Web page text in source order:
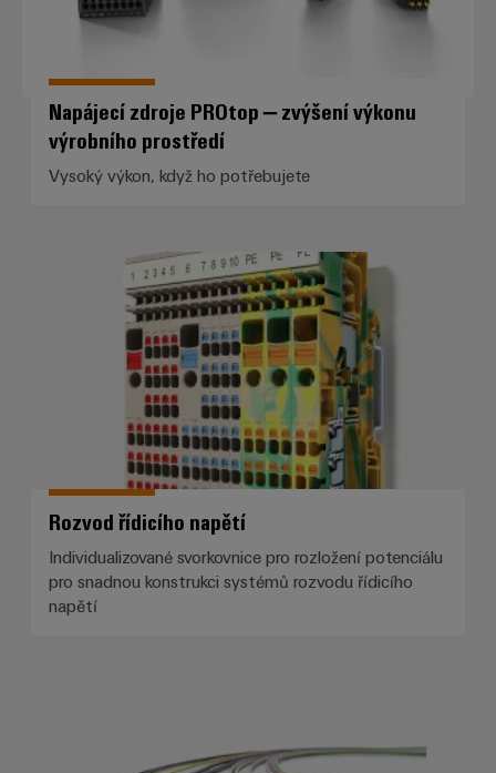
Napájecí zdroje PROtop – zvýšení výkonu
výrobního prostředí
Vysoký výkon, když ho potřebujete
Rozvod řídicího napětí
Rozvod řídicího napětí
Individualizované svorkovnice pro rozložení potenciálu
pro snadnou konstrukci systémů rozvodu řídicího
napětí